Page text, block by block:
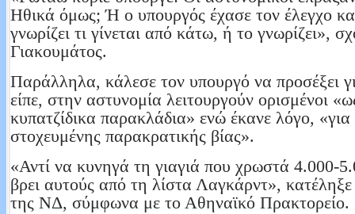
Ηθικά όμως; Ή ο υπουργός έχασε τον έλεγχο
γνωρίζει τι γίνεται από κάτω, ή το γνωρίζει»,
Γιακουμάτος.
Παράλληλα, κάλεσε τον υπουργό να προσέξει
είπε, στην αστυνομία λειτουργούν ορισμένοι
κυπατζίδικα παρακλάδια» ενώ έκανε λόγο,
στοχευμένης παρακρατικής βίας».
«Αντί να κυνηγά τη γιαγιά που χρωστά 4.000-
βρει αυτούς από τη λίστα Λαγκάρντ»,
της ΝΔ, σύμφωνα με το Αθηναϊκό Πρακτορείο.